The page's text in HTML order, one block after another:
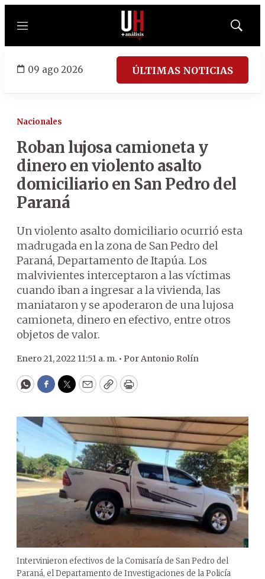
Menú
Mostrar
09 ago 2026 ÚLTIMAS NOTICIAS
Nacionales
Roban lujosa camioneta y
dinero en violento asalto
domiciliario en San Pedro del
Paraná
Un violento asalto domiciliario ocurrió esta
madrugada en la zona de San Pedro del
Paraná, Departamento de Itapúa. Los
malvivientes interceptaron a las víctimas
cuando iban a ingresar a la vivienda, las
maniataron y se apoderaron de una lujosa
camioneta, dinero en efectivo, entre otros
objetos de valor.
Enero 21, 2022 11:51 a. m. • PorAntonio Rolín
WhatsApp
Facebook
Twitter
EmailCopyPrint
Intervinieron efectivos de la Comisaría de San Pedro del
Paraná, el Departamento de Investigaciones de la Policía